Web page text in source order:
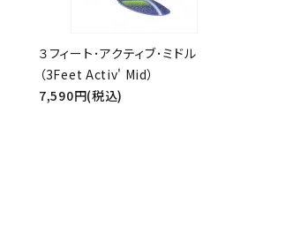
３フィート･アクティブ･ミドル
（3Feet Activ' Mid）
7,590円(税込)